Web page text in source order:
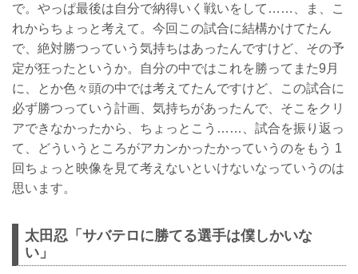
で。やっぱ最後は自分で納得いく戦いをして……、ま、こ
れからちょっと考えて。今回この試合に結構かけてたん
で、絶対勝つっていう気持ちはあったんですけど、その予
定が狂ったというか。自分の中ではこれを勝ってまた9月
に、とか色々頭の中では考えてたんですけど、この試合に
必ず勝つっていう計画、気持ちがあったんで、そこをクリ
アできなかったから、ちょっとこう……、試合を振り返っ
て、どういうところがアカンかったかっていうのをもう 1
回ちょっと映像を見て考えないといけないなっていうのは
思います。
太田忍「サバテロに勝てる選手は僕しかいな
い」